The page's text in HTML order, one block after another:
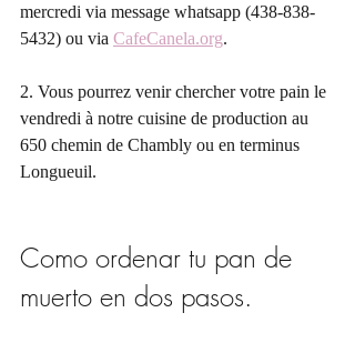
mercredi via message whatsapp (438-838-
5432) ou via CafeCanela.org.
2. Vous pourrez venir chercher votre pain le
vendredi à notre cuisine de production au
650 chemin de Chambly ou en terminus
Longueuil.
Como ordenar tu pan de
muerto en dos pasos.